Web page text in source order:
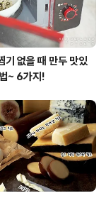
기 없을 때 만두 맛있
~ 6가지!